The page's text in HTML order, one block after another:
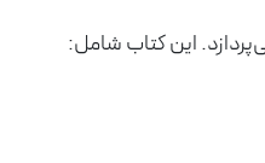
این کتاب شامل: